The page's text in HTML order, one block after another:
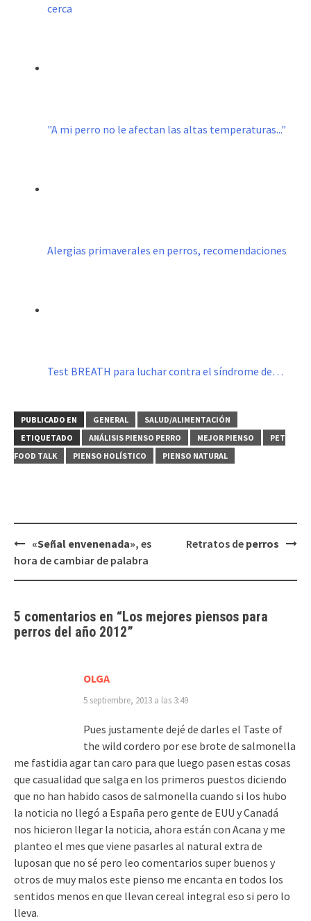
cerca
"A mi perro no le afectan las altas temperaturas..."
Alergias primaverales en perros, recomendaciones
Test BREATH para luchar contra el síndrome de…
PUBLICADO EN GENERAL
SALUD/ALIMENTACIÓN
ETIQUETADO
ANÁLISIS PIENSO PERRO MEJOR PIENSO
PET
FOOD TALK
PIENSO HOLÍSTICO PIENSO NATURAL
Navegación
de
entradas
«Señal envenenada», es
hora de cambiar de palabra
Retratos de perros
5 comentarios en “Los mejores piensos para
perros del año 2012”
OLGA
5 septiembre, 2013 a las 3:49
Pues justamente dejé de darles el Taste of
the wild cordero por ese brote de salmonella
me fastidia agar tan caro para que luego pasen estas cosas
que casualidad que salga en los primeros puestos diciendo
que no han habido casos de salmonella cuando si los hubo
la noticia no llegó a España pero gente de EUU y Canadá
nos hicieron llegar la noticia, ahora están con Acana y me
planteo el mes que viene pasarles al natural extra de
luposan que no sé pero leo comentarios super buenos y
otros de muy malos este pienso me encanta en todos los
sentidos menos en que llevan cereal integral eso si pero lo
lleva.